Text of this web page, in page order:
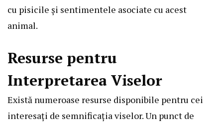
cu pisicile și sentimentele asociate cu acest
animal.
Resurse pentru
Interpretarea Viselor
Există numeroase resurse disponibile pentru cei
interesați de semnificația viselor. Un punct de